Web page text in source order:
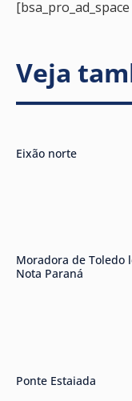
Veja
Eixão norte
Moradora de Toledo
Nota Paraná
Ponte Estaiada